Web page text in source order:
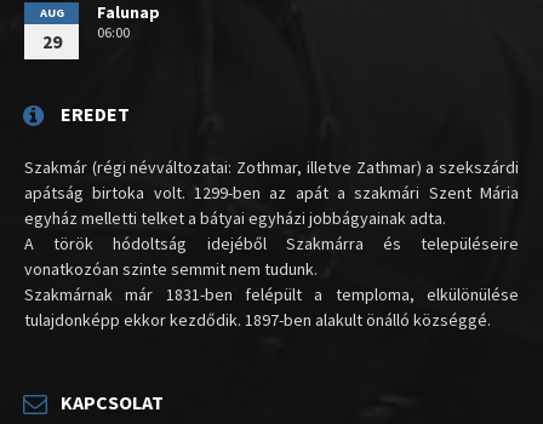
AUG
29
Falunap
06:00
EREDET
Szakmár (régi névváltozatai: Zothmar, illetve Zathmar) a szekszárdi
apátság birtoka volt. 1299-ben az apát a szakmári Szent Mária
egyház melletti telket a bátyai egyházi jobbágyainak adta.
A török hódoltság idejéből Szakmárra és településeire
vonatkozóan szinte semmit nem tudunk.
Szakmárnak már 1831-ben felépült a temploma, elkülönülése
tulajdonképp ekkor kezdődik. 1897-ben alakult önálló községgé.
KAPCSOLAT